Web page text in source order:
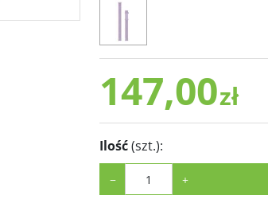
147,00zł
Ilość(szt.):
− +